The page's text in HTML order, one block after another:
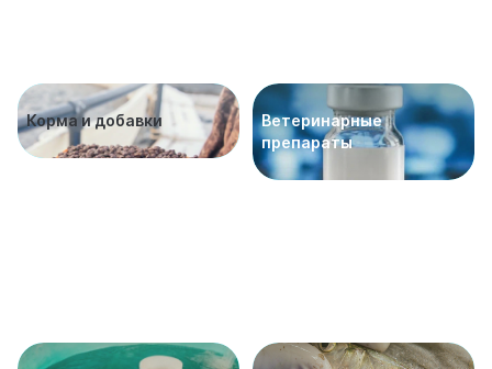
Корма и добавки
Ветеринарные
препараты